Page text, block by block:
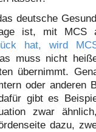
deutsche
ist, mit MCS
hat, wird
muss nicht
übernimmt.
oder anderen
gibt es
zwar
dazu,